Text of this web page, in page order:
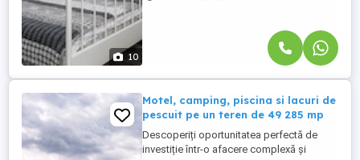
10
Motel, camping, piscina si lacuri de
pescuit pe un teren de 49 285 mp
Descoperiți oportunitatea perfectă de
investiție într-o afacere complexă și